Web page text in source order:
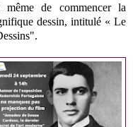
même de commencer la
dessin, intitulé « Le